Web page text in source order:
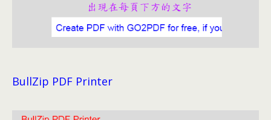
BullZip PDF Printer